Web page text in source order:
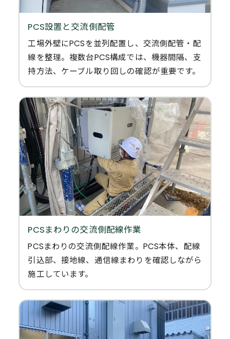
PCS設置と交流側配管
工場外壁にPCSを並列配置し、交流側配管・配
線を整理。複数台PCS構成では、機器間隔、支
持方法、ケーブル取り回しの確認が重要です。
PCSまわりの交流側配線作業
PCSまわりの交流側配線作業。PCS本体、配線
引込部、接地線、通信線まわりを確認しながら
施工しています。